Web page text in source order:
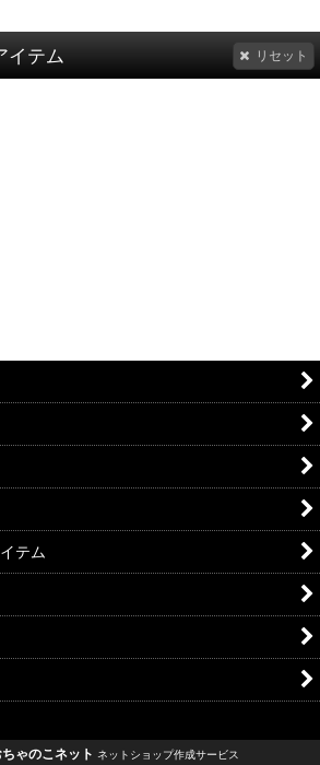
イテム リセット
テム
ちゃのこネット ネットショップ作成サービス